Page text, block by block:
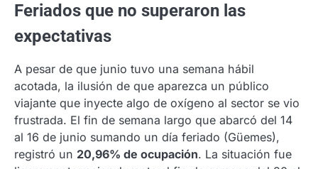
Feriados que no superaron las
expectativas
A pesar de que junio tuvo una semana hábil
acotada, la ilusión de que aparezca un público
viajante que inyecte algo de oxígeno al sector se vio
frustrada. El fin de semana largo que abarcó del 14
al 16 de junio sumando un día feriado (Güemes),
registró un 20,96% de ocupación. La situación fue